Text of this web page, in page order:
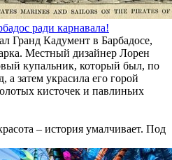
ради карнавала!
Гранд Кадумент в Барбадосе,
Местный дизайнер Лорен
купальник, который был, по
а затем украсила его горой
кисточек и павлиньих
– история умалчивает. Под